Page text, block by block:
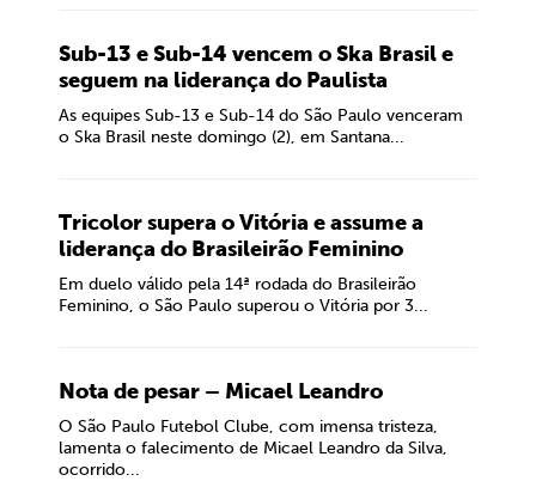
Sub-13 e Sub-14 vencem o Ska Brasil e
seguem na liderança do Paulista
As equipes Sub-13 e Sub-14 do São Paulo venceram
o Ska Brasil neste domingo (2), em Santana...
Tricolor supera o Vitória e assume a
liderança do Brasileirão Feminino
Em duelo válido pela 14ª rodada do Brasileirão
Feminino, o São Paulo superou o Vitória por 3...
Nota de pesar – Micael Leandro
O São Paulo Futebol Clube, com imensa tristeza,
lamenta o falecimento de Micael Leandro da Silva,
ocorrido...